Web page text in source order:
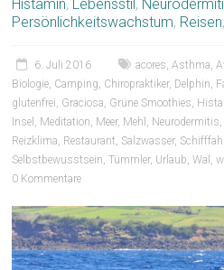
Histamin, Lebensstil ,
Persönlichkeitswachstum, Reisen,
6. Juli 2016 acores,Asthma,
Biologie, Camping, Chiropraktiker, Delphin,
glutenfrei, Graciosa, Grüne Smoothies,
Insel , Meditation, Meer, Mehl , Neurodermitis,
Reizklima, Restaurant, Salzwasser,
Selbstbewusstsein,Tümmler, Urlaub,Wal ,
0 Kommentare